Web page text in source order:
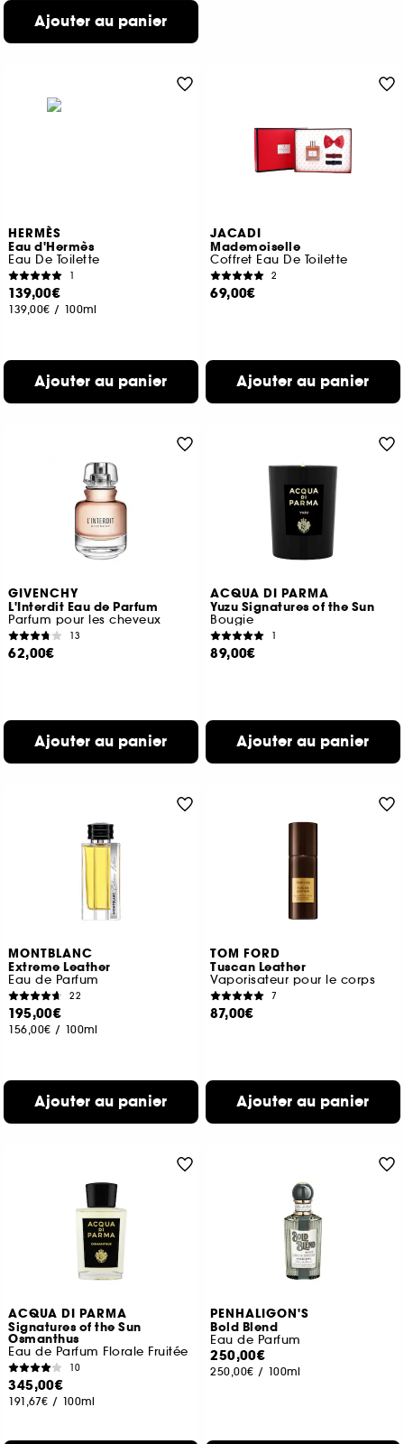
Ajouter au panier
HERMÈS
Eau d'Hermès
Eau De Toilette
1
139,00€
139,00€ / 100ml
Ajouter au panier
JACADI
Mademoiselle
Coffret Eau De Toilette
2
69,00€
Ajouter au panier
GIVENCHY
L'Interdit Eau de Parfum
Parfum pour les cheveux
13
62,00€
Ajouter au panier
ACQUA DI PARMA
Yuzu Signatures of the Sun
Bougie
1
89,00€
Ajouter au panier
MONTBLANC
Extreme Leather
Eau de Parfum
22
195,00€
156,00€ / 100ml
Ajouter au panier
TOM FORD
Tuscan Leather
Vaporisateur pour le corps
7
87,00€
Ajouter au panier
ACQUA DI PARMA
Signatures of the Sun
Osmanthus
Eau de Parfum Florale Fruitée
10
345,00€
191,67€ / 100ml
PENHALIGON'S
Bold Blend
Eau de Parfum
250,00€
250,00€ / 100ml